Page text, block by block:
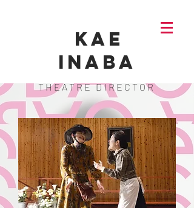
KAE
INABA
THEATRE DIRECTOR